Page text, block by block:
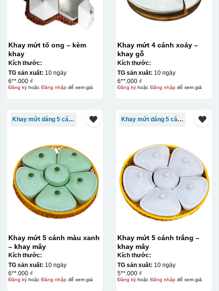
Kiểu in:
Hộp xi lót lụa
Hộp xi ấm chén
Khay mứt tổ ong – kèm
khay
Kích thước:
TG sản xuất: 10 ngày
6**.000 ₫
Đăng kýhoặc Đăng nhậpđể xem giá
Khay mứt 4 cánh xoáy –
khay gỗ
Kích thước:
TG sản xuất: 10 ngày
6**.000 ₫
Đăng kýhoặc Đăng nhậpđể xem giá
Khay mứt dáng 5 cánh
Khay mứt 5 cánh màu xanh
– khay mây
Kích thước:
TG sản xuất: 10 ngày
6**.000 ₫
Đăng kýhoặc Đăng nhậpđể xem giá
Khay mứt dáng 5 cánh
Khay mứt 5 cánh trắng –
khay mây
Kích thước:
TG sản xuất: 10 ngày
5**.000 ₫
Đăng kýhoặc Đăng nhậpđể xem giá